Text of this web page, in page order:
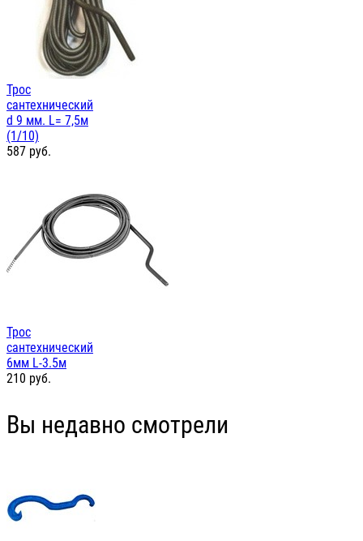
Трос
сантехнический
d 9 мм. L= 7,5м
(1/10)
587 руб.
Трос
сантехнический
6мм L-3.5м
210 руб.
Вы недавно смотрели